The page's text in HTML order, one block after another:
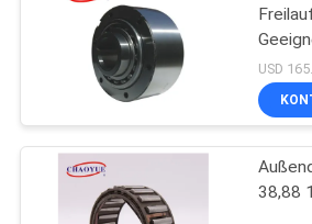
NACHRICHTEN
FORDERN
eine
oder
38,88